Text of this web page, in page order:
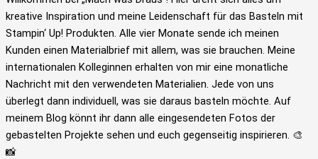
kreative Inspiration und meine Leidenschaft für das Basteln mit
Stampin‘ Up! Produkten. Alle vier Monate sende ich meinen
Kunden einen Materialbrief mit allem, was sie brauchen. Meine
internationalen Kolleginnen erhalten von mir eine monatliche
Nachricht mit den verwendeten Materialien. Jede von uns
überlegt dann individuell, was sie daraus basteln möchte. Auf
meinem Blog könnt ihr dann alle eingesendeten Fotos der
gebastelten Projekte sehen und euch gegenseitig inspirieren. 🎨
📸